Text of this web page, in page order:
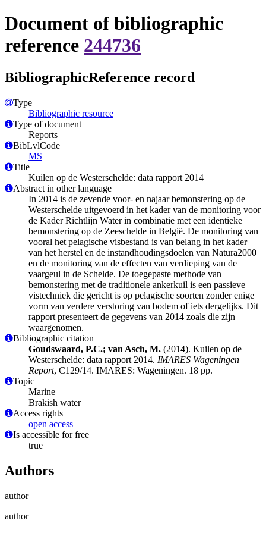
Document of bibliographic
reference 244736
BibliographicReference record
Type
Bibliographic resource
Type of document
Reports
BibLvlCode
MS
Title
Kuilen op de Westerschelde: data rapport 2014
Abstract in other language
In 2014 is de zevende voor- en najaar bemonstering op de
Westerschelde uitgevoerd in het kader van de monitoring voor
de Kader Richtlijn Water in combinatie met een identieke
bemonstering op de Zeeschelde in België. De monitoring van
vooral het pelagische visbestand is van belang in het kader
van het herstel en de instandhoudingsdoelen van Natura2000
en de monitoring van de effecten van verdieping van de
vaargeul in de Schelde. De toegepaste methode van
bemonstering met de traditionele ankerkuil is een passieve
vistechniek die gericht is op pelagische soorten zonder enige
vorm van verdere verstoring van bodem of iets dergelijks. Dit
rapport presenteert de gegevens van 2014 zoals die zijn
waargenomen.
Bibliographic citation
Goudswaard, P.C.; van Asch, M. (2014). Kuilen op de
Westerschelde: data rapport 2014. IMARES Wageningen
Report, C129/14. IMARES: Wageningen. 18 pp.
Topic
Marine
Brakish water
Access rights
open access
Is accessible for free
true
Authors
author
author